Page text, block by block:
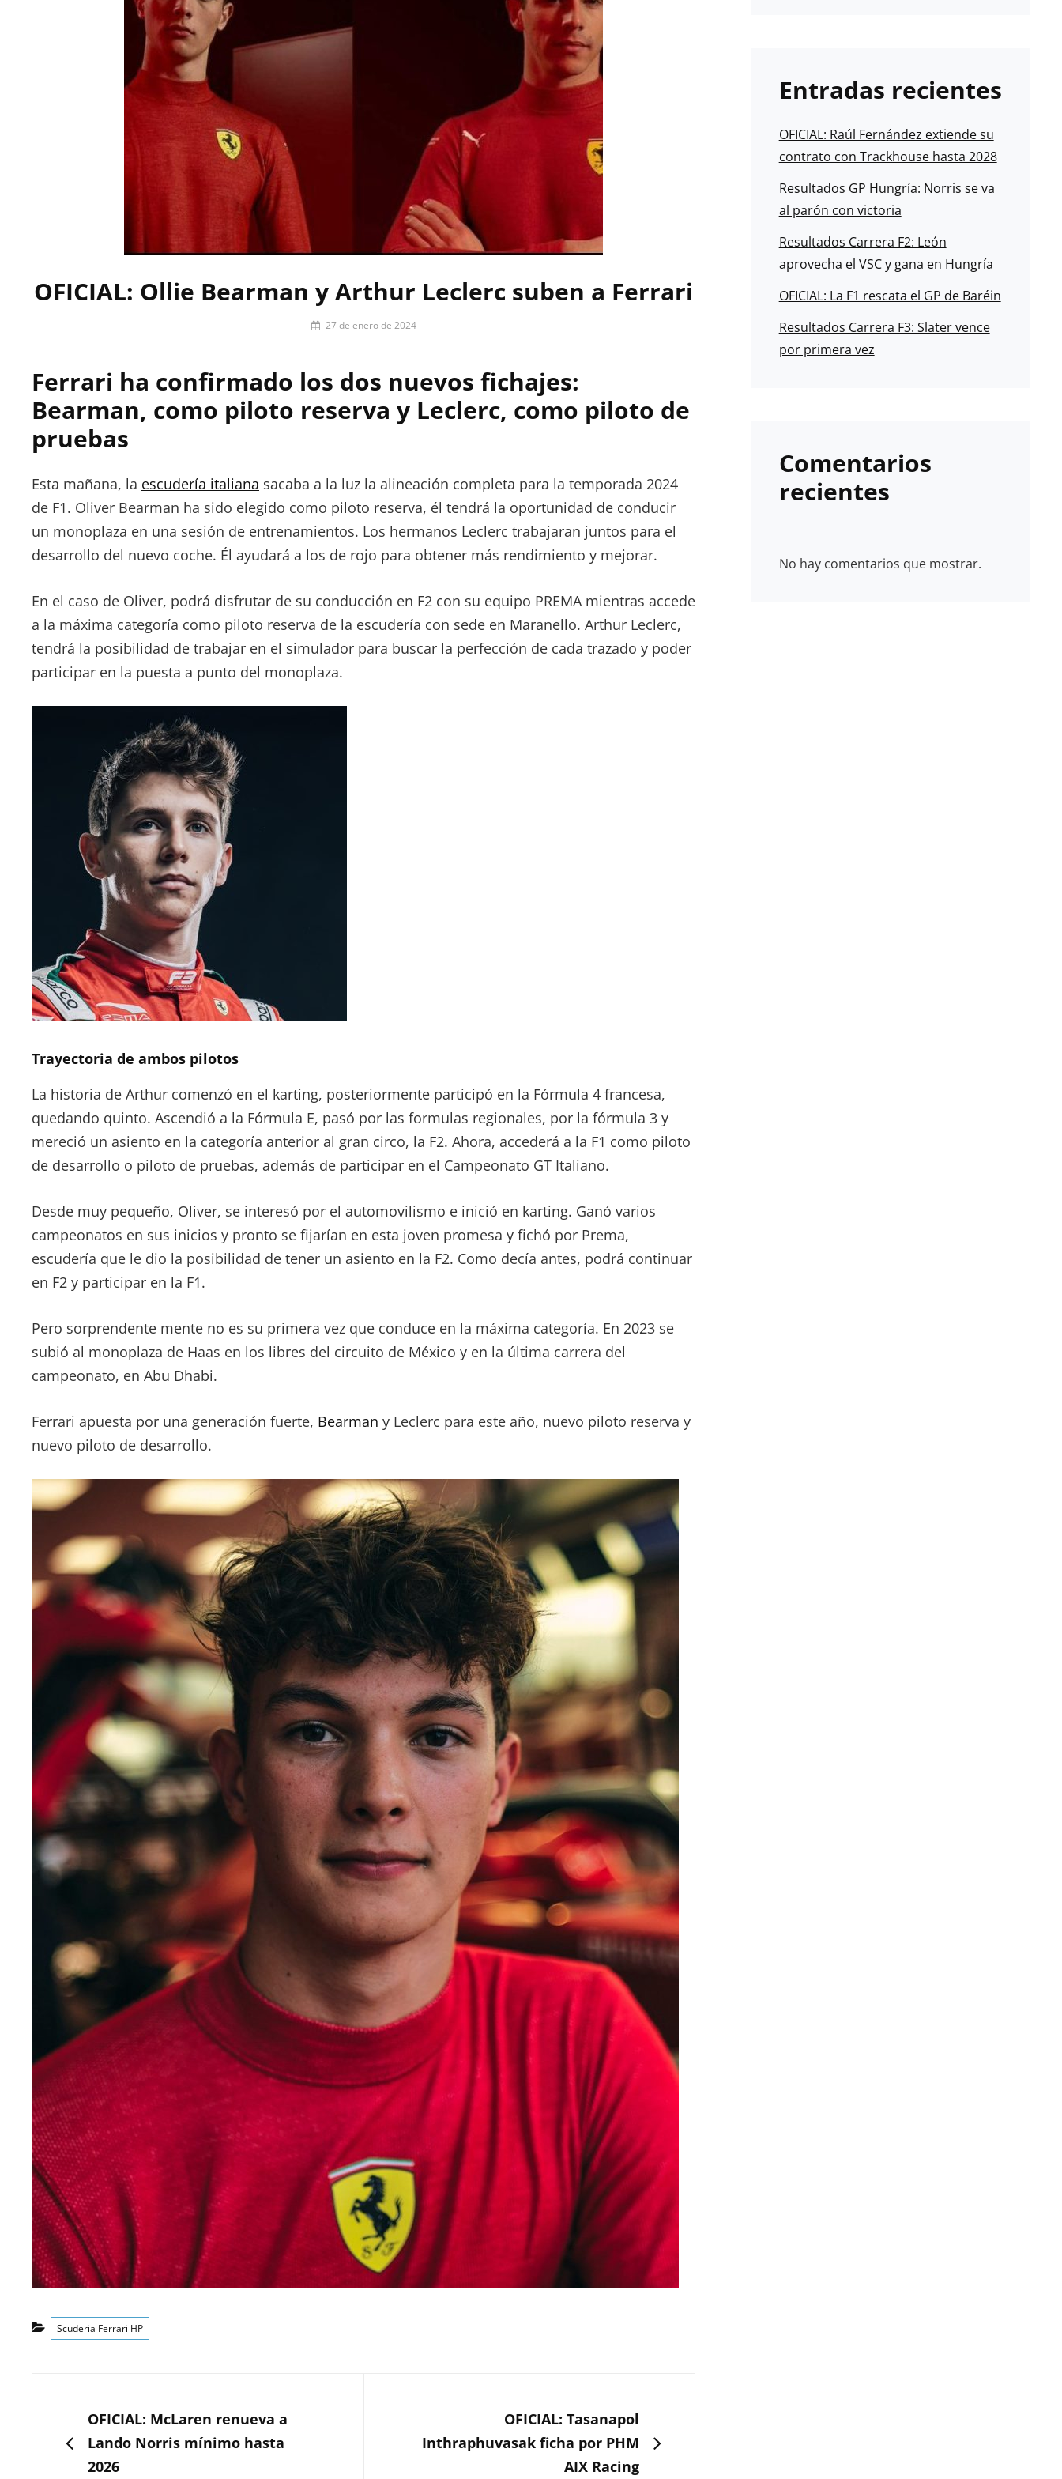
OFICIAL: Ollie Bearman y Arthur Leclerc suben a Ferrari
Por 27 de enero de 2024
Ferrari ha confirmado los dos nuevos fichajes:
Bearman, como piloto reserva y Leclerc, como piloto de
pruebas
Esta mañana, la escudería italiana sacaba a la luz la alineación completa para la temporada 2024
de F1. Oliver Bearman ha sido elegido como piloto reserva, él tendrá la oportunidad de conducir
un monoplaza en una sesión de entrenamientos. Los hermanos Leclerc trabajaran juntos para el
desarrollo del nuevo coche. Él ayudará a los de rojo para obtener más rendimiento y mejorar.
En el caso de Oliver, podrá disfrutar de su conducción en F2 con su equipo PREMA mientras accede
a la máxima categoría como piloto reserva de la escudería con sede en Maranello. Arthur Leclerc,
tendrá la posibilidad de trabajar en el simulador para buscar la perfección de cada trazado y poder
participar en la puesta a punto del monoplaza.
Trayectoria de ambos pilotos
La historia de Arthur comenzó en el karting, posteriormente participó en la Fórmula 4 francesa,
quedando quinto. Ascendió a la Fórmula E, pasó por las formulas regionales, por la fórmula 3 y
mereció un asiento en la categoría anterior al gran circo, la F2. Ahora, accederá a la F1 como piloto
de desarrollo o piloto de pruebas, además de participar en el Campeonato GT Italiano.
Desde muy pequeño, Oliver, se interesó por el automovilismo e inició en karting. Ganó varios
campeonatos en sus inicios y pronto se fijarían en esta joven promesa y fichó por Prema,
escudería que le dio la posibilidad de tener un asiento en la F2. Como decía antes, podrá continuar
en F2 y participar en la F1.
Pero sorprendente mente no es su primera vez que conduce en la máxima categoría. En 2023 se
subió al monoplaza de Haas en los libres del circuito de México y en la última carrera del
campeonato, en Abu Dhabi.
Ferrari apuesta por una generación fuerte, Bearman y Leclerc para este año, nuevo piloto reserva y
nuevo piloto de desarrollo.
Categorías
Scuderia Ferrari HP
entradas
ANTERIOR
OFICIAL: McLaren renueva a
Lando Norris mínimo hasta
2026
OFICIAL: Tasanapol
Inthraphuvasak ficha por PHM
AIX Racing
Entradas recientes
OFICIAL: Raúl Fernández extiende su
contrato con Trackhouse hasta 2028
Resultados GP Hungría: Norris se va
al parón con victoria
Resultados Carrera F2: León
aprovecha el VSC y gana en Hungría
OFICIAL: La F1 rescata el GP de Baréin
Resultados Carrera F3: Slater vence
por primera vez
Comentarios
recientes
No hay comentarios que mostrar.